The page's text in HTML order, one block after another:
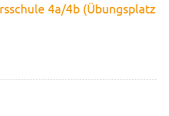
4a/4b (Übungsplatz